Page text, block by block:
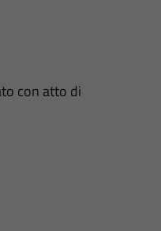
con atto di